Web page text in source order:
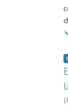
(